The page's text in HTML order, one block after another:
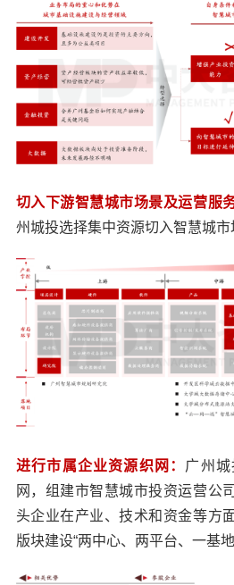
切入下游智慧城市场景及运营服
州城投选择集中资源切入智慧城市
进行市属企业资源织网： 广州
网，组建市智慧城市投资运营公
头企业在产业、技术和资金等方
版块建设“两中心、两平台、一基地